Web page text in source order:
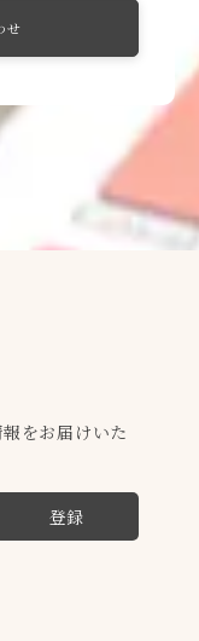
せ
をお届けいた
登録